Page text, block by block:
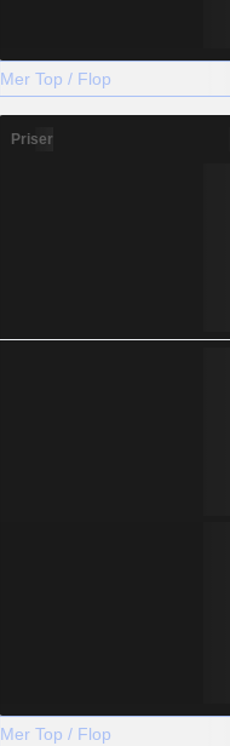
Mer Top / Flop
Priser
Mer Top / Flop